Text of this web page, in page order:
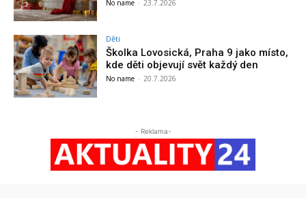
No name - 23.7.2026
Děti
Školka Lovosická, Praha 9 jako místo,
kde děti objevují svět každý den
No name - 20.7.2026
- Reklama-